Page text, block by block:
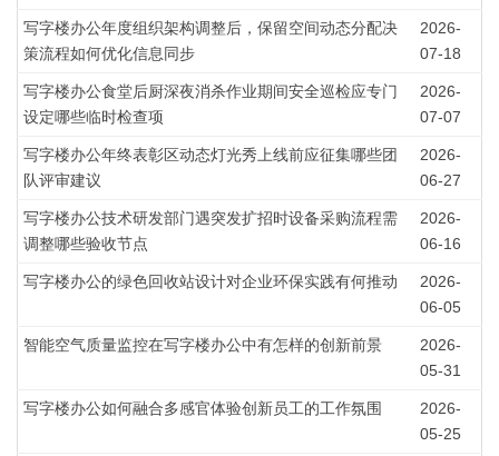
写字楼办公年度组织架构调整后，保留空间动态分配决
策流程如何优化信息同步
2026-
07-18
写字楼办公食堂后厨深夜消杀作业期间安全巡检应专门
设定哪些临时检查项
2026-
07-07
写字楼办公年终表彰区动态灯光秀上线前应征集哪些团
队评审建议
2026-
06-27
写字楼办公技术研发部门遇突发扩招时设备采购流程需
调整哪些验收节点
2026-
06-16
写字楼办公的绿色回收站设计对企业环保实践有何推动
2026-
06-05
智能空气质量监控在写字楼办公中有怎样的创新前景
2026-
05-31
写字楼办公如何融合多感官体验创新员工的工作氛围
2026-
05-25